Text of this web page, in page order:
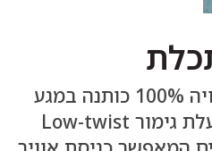
מגבת גולדי תכלת עשויה 100% כותנה במגע
סופר סופט. המגבת בעלת גימור Low-twist